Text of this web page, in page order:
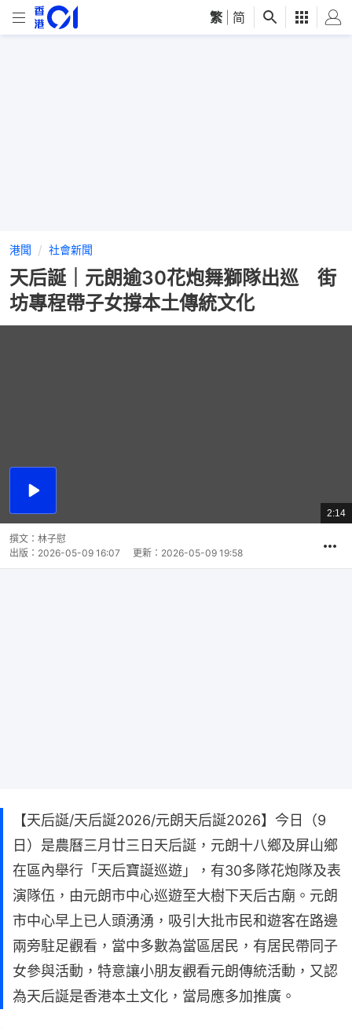
繁 简
港聞 社會新聞
天后誕｜元朗逾30花炮舞獅隊出巡 街
坊專程帶子女撐本土傳統文化
播
總
共
2:14
撰文： 林子慰
出版： 2026-05-09 16:07 更新： 2026-05-09 19:58
【天后誕/天后誕2026/元朗天后誕2026】今日（9
日）是農曆三月廿三日天后誕，元朗十八鄉及屏山鄉
在區內舉行「天后寶誕巡遊」，有30多隊花炮隊及表
演隊伍，由元朗市中心巡遊至大樹下天后古廟。元朗
市中心早上已人頭湧湧，吸引大批市民和遊客在路邊
兩旁駐足觀看，當中多數為當區居民，有居民帶同子
女參與活動，特意讓小朋友觀看元朗傳統活動，又認
為天后誕是香港本土文化，當局應多加推廣。